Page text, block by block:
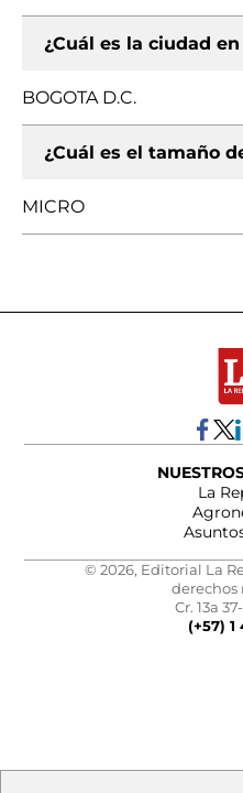
¿Cuál es la ciudad
BOGOTA D.C.
¿Cuál es el tamaño
MICRO
La
© 2026, Editorial La
derechos
Cr. 13a
(+57) 1